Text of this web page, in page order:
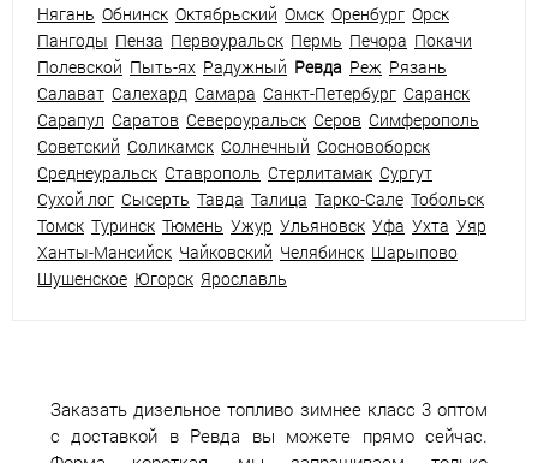
Нягань Обнинск Октябрьский Омск Оренбург Орск
Пангоды Пенза Первоуральск Пермь Печора Покачи
Полевской Пыть-ях Радужный Ревда Реж Рязань
Салават Салехард Самара Санкт-Петербург Саранск
Сарапул Саратов Североуральск Серов Симферополь
Советский Соликамск Солнечный Сосновоборск
Среднеуральск Ставрополь Стерлитамак Сургут
Сухой лог Сысерть Тавда Талица Тарко-Сале Тобольск
Томск Туринск Тюмень Ужур Ульяновск Уфа Ухта Уяр
Ханты-Мансийск Чайковский Челябинск Шарыпово
Шушенское Югорск Ярославль
Заказать дизельное топливо зимнее класс 3 оптом
с доставкой в Ревда вы можете прямо сейчас.